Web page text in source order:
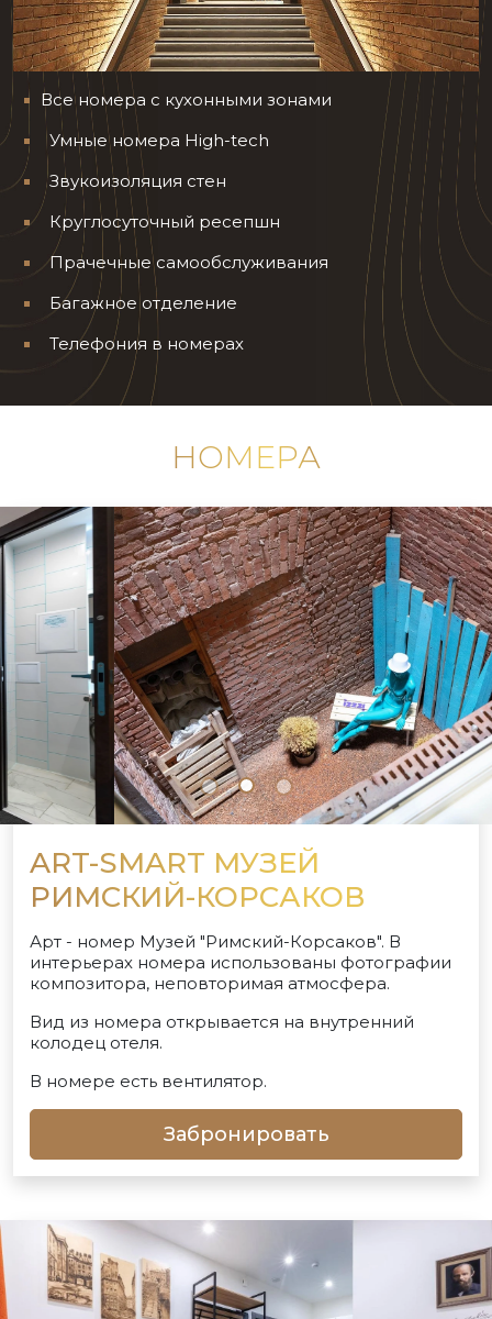
Все номера с кухонными зонами
Умные номера High-tech
Звукоизоляция стен
Круглосуточный ресепшн
Прачечные самообслуживания
Багажное отделение
Телефония в номерах
НОМЕРА
ART-SMART МУЗЕЙ
РИМСКИЙ-КОРСАКОВ
Арт - номер Музей "Римский-Корсаков". В
интерьерах номера использованы фотографии
композитора, неповторимая атмосфера.
Вид из номера открывается на внутренний
колодец отеля.
В номере есть вентилятор.
Забронировать